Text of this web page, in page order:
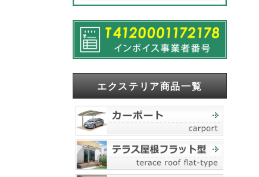
エクステリア商品一覧